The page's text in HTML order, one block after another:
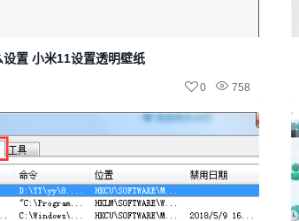
置 小米11设置透明壁纸
758
0